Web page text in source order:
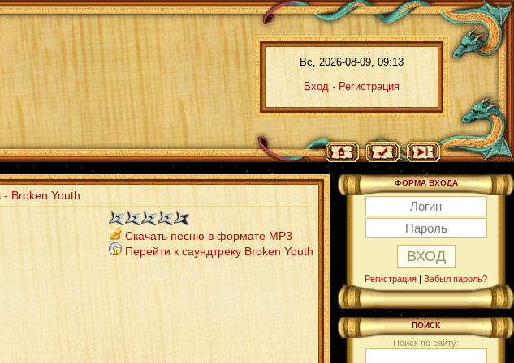
Вс, 2026-08-09, 09:13
Вход · Регистрация
- Broken Youth
Скачать песню в формате MP3
Перейти к саундтреку Broken Youth
ФОРМА ВХОДА
Регистрация | Забыл пароль?
ПОИСК
Поиск по сайту: